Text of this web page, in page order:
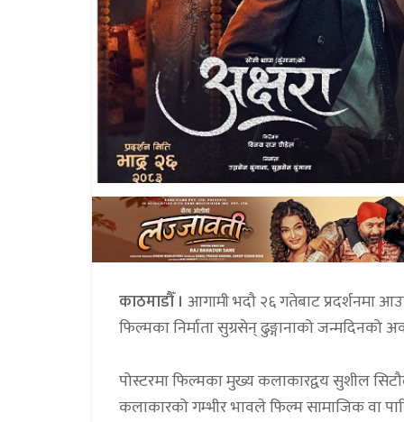
काठमाडौँ । आगामी भदौ २६ गतेबाट प्रदर्शनमा
फिल्मका निर्माता सुग्रसेन् ढुङ्गानाको जन्मदिनको
पोस्टरमा फिल्मका मुख्य कलाकारद्वय सुशील
कलाकारको गम्भीर भावले फिल्म सामाजिक वा